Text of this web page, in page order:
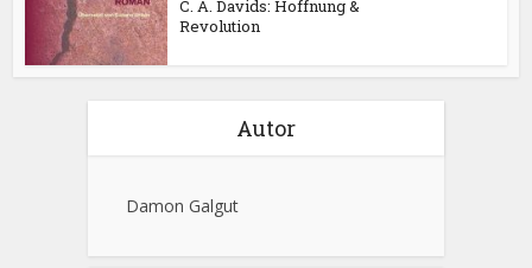
C. A. Davids: Hoffnung &
Revolution
Autor
Damon Galgut